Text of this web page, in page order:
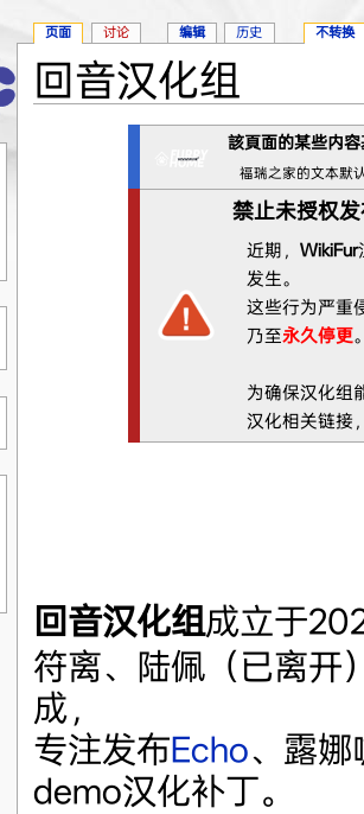
回音汉化组
該頁面的某些内
福瑞之家的文本默
禁止未授权
近期， WikiFur
发生。
这些行为严重
乃至永久停更
为确保汉化组
汉化相关链接
回音汉化组成立于
符离、陆佩（已离开
成，
专注发布Echo、露娜
demo汉化补丁。
页面 讨论 编辑 历史 不转换